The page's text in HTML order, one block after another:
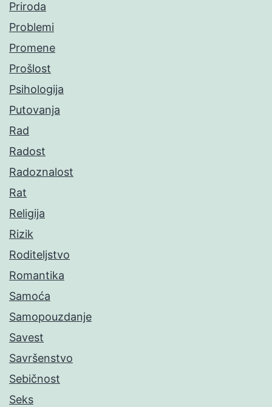
Priroda
Problemi
Promene
Prošlost
Psihologija
Putovanja
Rad
Radost
Radoznalost
Rat
Religija
Rizik
Roditeljstvo
Romantika
Samoća
Samopouzdanje
Savest
Savršenstvo
Sebičnost
Seks